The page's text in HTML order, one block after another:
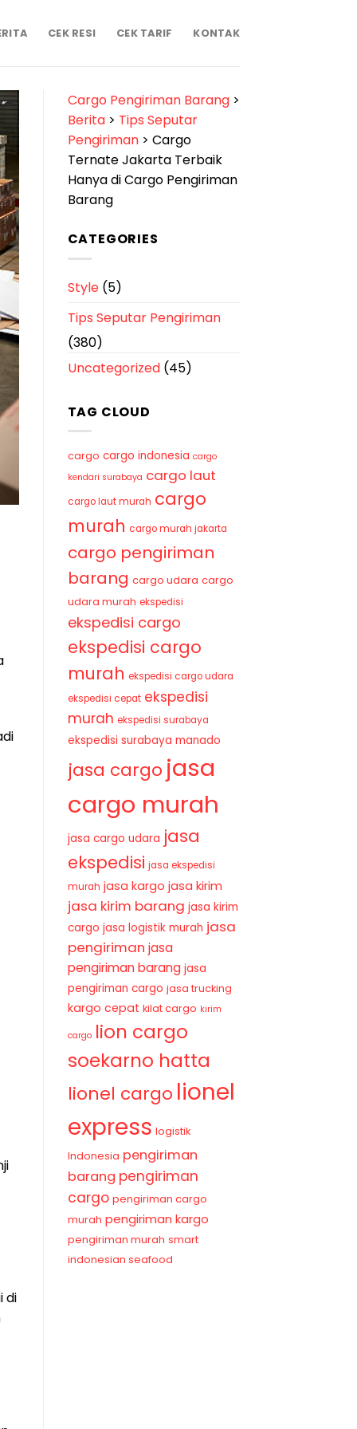
CEK RESI CEK TARIF KONTAK
di
Cargo Pengiriman Barang>
Berita> Tips Seputar
Pengiriman> Cargo
Ternate Jakarta Terbaik
Hanya di Cargo Pengiriman
Barang
CATEGORIES
Style(5)
Tips Seputar Pengiriman
(380)
Uncategorized(45)
TAG CLOUD
cargo cargo indonesia cargo
kendari surabaya cargo laut
cargo laut murah cargo
murah cargo murah jakarta
cargo pengiriman
barang cargo udara cargo
udara murah ekspedisi
ekspedisi cargo
ekspedisi cargo
murah ekspedisi cargo udara
ekspedisi cepat ekspedisi
murah ekspedisi surabaya
ekspedisi surabaya manado
jasa cargo jasa
cargo murah
jasa cargo udara jasa
ekspedisi jasa ekspedisi
murah jasa kargo jasa kirim
jasa kirim barang jasa kirim
cargo jasa logistik murah jasa
pengiriman jasa
pengiriman barang jasa
pengiriman cargo jasa trucking
kargo cepat kilat cargo kirim
cargo lion cargo
soekarno hatta
lionel cargo lionel
express logistik
Indonesia pengiriman
barang pengiriman
cargo pengiriman cargo
murah pengiriman kargo
pengiriman murah smart
indonesian seafood